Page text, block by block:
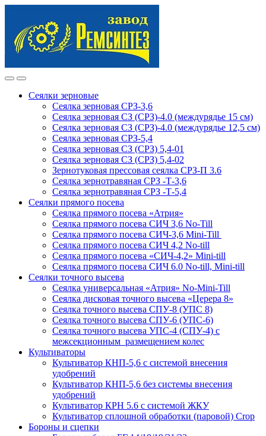
navigation
content
Сеялки зерновые
Сеялка зерновая СРЗ-3,6
Сеялка зерновая СЗ (СРЗ)-4.0 (междурядье 15 см)
Сеялка зерновая СЗ (СРЗ)-4.0 (междурядье 12,5 см)
Сеялка зерновая СРЗ-5,4
Сеялка зерновая СЗ (СРЗ) 5,4-01
Сеялка зерновая СЗ (СРЗ) 5,4-02
Зернотуковая прессовая сеялка СРЗ-П 3.6
Сеялка зернотравяная СРЗ -Т-3,6
Сеялка зернотравяная СРЗ -Т-5,4
Сеялки прямого посева
Сеялка прямого посева «Атрия»
Сеялка прямого посева СИЧ 3,6 No-Till
Сеялка прямого посева СИЧ-3,6 Mini-Till
Сеялка прямого посева СИЧ 4,2 No-till
Сеялка прямого посева «СИЧ-4,2» Mini-till
Сеялка прямого посева СИЧ 6.0 No-till, Mini-till
Сеялки точного высева
Сеялка универсальная «Атрия» No-Mini-Till
Сеялка дисковая точного высева «Церера 8»
Сеялка точного высева СПУ-8 (УПС 8)
Сеялка точного высева СПУ-6 (УПС-6)
Сеялка точного высева УПС-4 (СПУ-4) с
межсекционным размещением колес
Культиваторы
Культиватор КНП-5,6 с системой внесения
удобрений
Культиватор КНП-5,6 без системы внесения
удобрений
Культиватор КРН 5.6 с системой ЖКУ
Культиватор сплошной обработки (паровой) Crop
Бороны и сцепки